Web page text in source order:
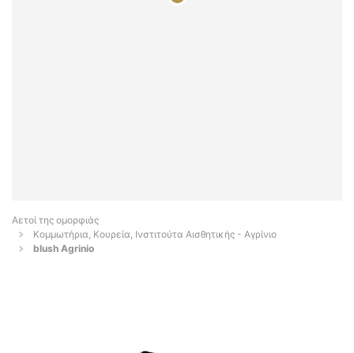
Αετοί της ομορφιάς
Κομμωτήρια, Κουρεία, Ινστιτούτα Αισθητικής - Αγρίνιο
blush Agrinio